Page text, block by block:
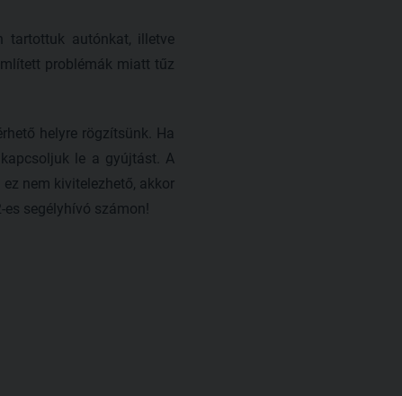
tartottuk autónkat, illetve
problémák miatt tűz
helyre rögzítsünk. Ha
le a gyújtást. A
nem kivitelezhető, akkor
segélyhívó számon!